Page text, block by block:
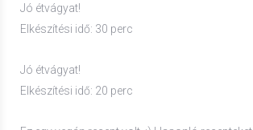
Jó étvágyat!
Elkészítési idő: 30 perc
Jó étvágyat!
Elkészítési idő: 20 perc